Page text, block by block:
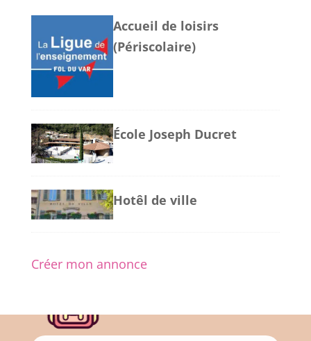
Accueil de loisirs
(Périscolaire)
École Joseph Ducret
Hotêl de ville
Créer mon annonce